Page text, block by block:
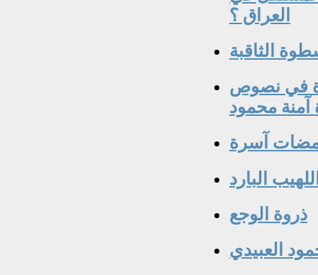
العراق ؟
في نصوص
آمنة محمود
آسرة
البارد
ذروة الوجع
العبيدي